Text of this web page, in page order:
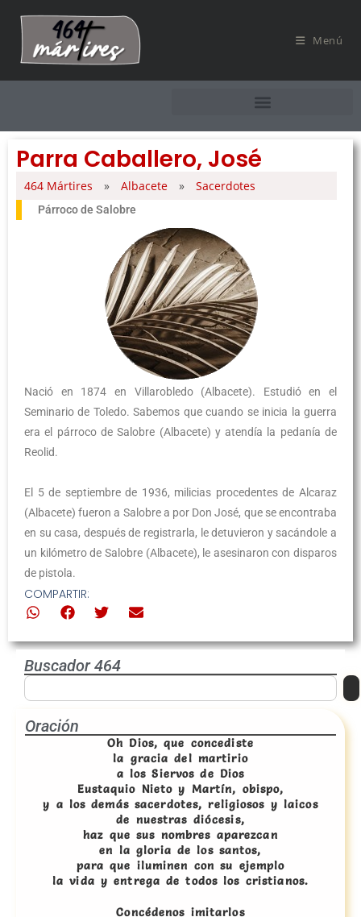
Menú
Parra Caballero, José
464 Mártires » Albacete » Sacerdotes
Párroco de Salobre
Nació en 1874 en Villarobledo (Albacete). Estudió en el
Seminario de Toledo. Sabemos que cuando se inicia la guerra
era el párroco de Salobre (Albacete) y atendía la pedanía de
Reolid.
El 5 de septiembre de 1936, milicias procedentes de Alcaraz
(Albacete) fueron a Salobre a por Don José, que se encontraba
en su casa, después de registrarla, le detuvieron y sacándole a
un kilómetro de Salobre (Albacete), le asesinaron con disparos
de pistola.
COMPARTIR:
Buscador 464
Oración
Oh Dios, que concediste
la gracia del martirio
a los Siervos de Dios
Eustaquio Nieto y Martín, obispo,
y a los demás sacerdotes, religiosos y laicos
de nuestras diócesis,
haz que sus nombres aparezcan
en la gloria de los santos,
para que iluminen con su ejemplo
la vida y entrega de todos los cristianos.
Concédenos imitarlos